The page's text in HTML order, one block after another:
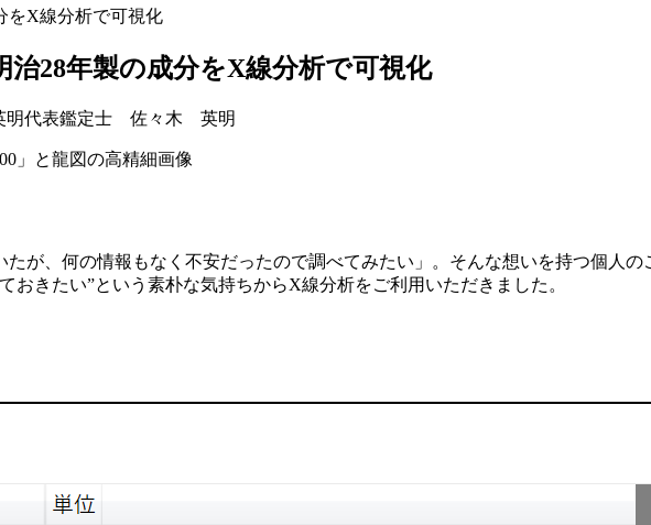
をX線分析で可視化
28年製の成分をX線分析で可視化
代表鑑定士 佐々木 英明
が、何の情報もなく不安だったので調べてみたい」。そんな想いを持つ個人の
きたい”という素朴な気持ちからX線分析をご利用いただきました。